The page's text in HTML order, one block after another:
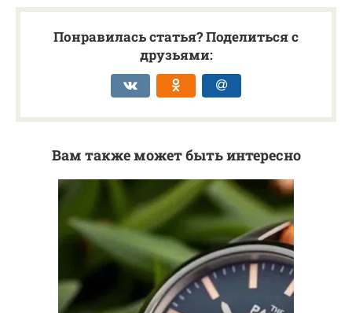
Понравилась статья? Поделиться с
друзьями:
Вам также может быть интересно